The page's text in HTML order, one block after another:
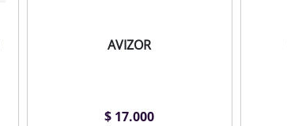
AVIZOR
$ 17.000